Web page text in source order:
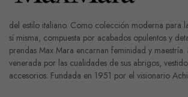
del estilo italiano. Como colección moderna para
sí misma, compuesta por acabados opulentos y
prendas Max Mara encarnan feminidad y maestría.
venerada por las cualidades de sus abrigos,
accesorios. Fundada en 1951 por el visionario